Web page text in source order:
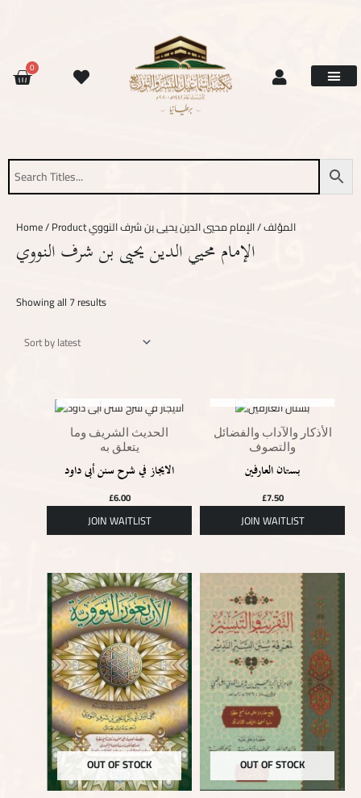
0
CART
Home / Product المؤلف / الإمام محيي الدين يحيى بن شرف النووي
الإمام محيي الدين يحيى بن شرف النووي
Showing all 7 results
الحديث الشريف وما
يتعلق به
الايجاز في شرح سنن أبى داود
£6.00
الأذكار والآداب والفضائل
والتصوف
بستان العارفين
£7.50
OUT OF STOCK OUT OF STOCK